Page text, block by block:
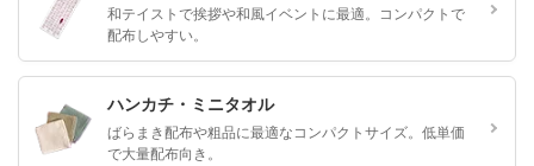
和テイストで挨拶や和風イベントに最適。コンパクトで
配布しやすい。
ハンカチ・ミニタオル
ばらまき配布や粗品に最適なコンパクトサイズ。低単価
で大量配布向き。